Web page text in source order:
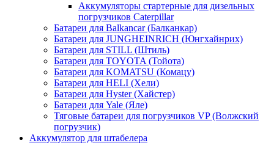
Аккумуляторы стартерные для дизельных
погрузчиков Caterpillar
Батареи для Balkancar (Балканкар)
Батареи для JUNGHEINRICH (Юнгхайнрих)
Батареи для STILL (Штиль)
Батареи для TOYOTA (Тойота)
Батареи для KOMATSU (Комацу)
Батареи для HELI (Хели)
Батареи для Hyster (Хайстер)
Батареи для Yale (Яле)
Тяговые батареи для погрузчиков VP (Волжский
погрузчик)
Аккумулятор для штабелера